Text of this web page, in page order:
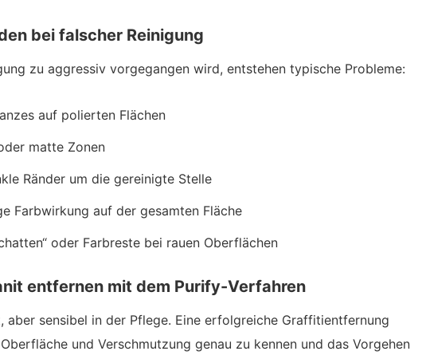
bei falscher Reinigung
zu aggressiv vorgegangen wird, entstehen typische Probleme:
auf polierten Flächen
matte Zonen
Ränder um die gereinigte Stelle
Farbwirkung auf der gesamten Fläche
oder Farbreste bei rauen Oberflächen
entfernen mit dem Purify-Verfahren
aber sensibel in der Pflege. Eine erfolgreiche Graffitientfernung
und Verschmutzung genau zu kennen und das Vorgehen